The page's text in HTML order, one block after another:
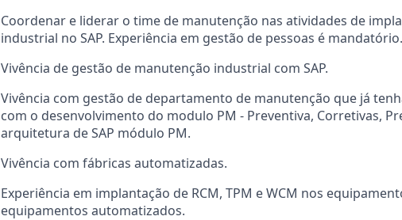
Coordenar e liderar o time de manutenção nas atividades de
industrial no SAP. Experiência em gestão de pessoas é mandatório.
Vivência de gestão de manutenção industrial com SAP.
Vivência com gestão de departamento de manutenção que já
com o desenvolvimento do modulo PM - Preventiva, Corretivas,
arquitetura de SAP módulo PM.
Vivência com fábricas automatizadas.
Experiência em implantação de RCM, TPM e WCM nos
equipamentos automatizados.